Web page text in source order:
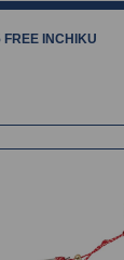
FREE INCHIKU